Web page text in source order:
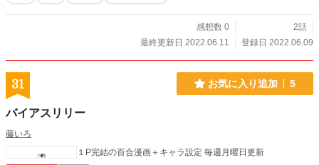
感想数 0
2話
最終更新日 2022.06.11
登録日 2022.06.09
31 お気に入り追加 5
バイアスリリー
藤いろ
１P完結の百合漫画＋キャラ設定 毎週月曜日更新